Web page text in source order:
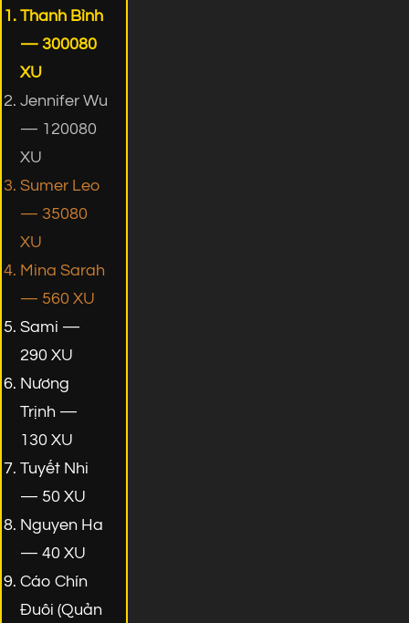
Thanh Bình
— 300080
XU
Jennifer Wu
— 120080
XU
Sumer Leo
— 35080
XU
Mina Sarah
— 560 XU
Sami —
290 XU
Nương
Trịnh —
130 XU
Tuyết Nhi
— 50 XU
Nguyen Ha
— 40 XU
Cáo Chín
Đuôi (Quản